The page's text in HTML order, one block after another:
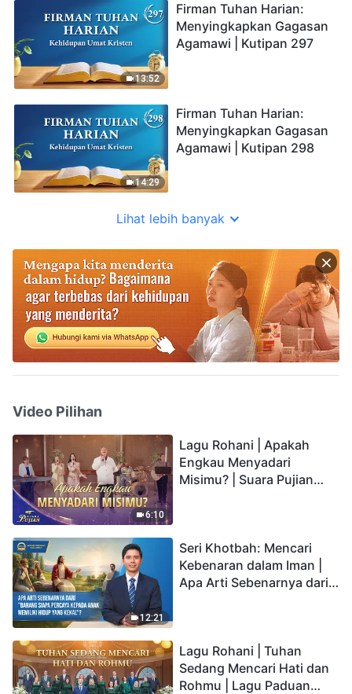
13:52
Firman Tuhan Harian:
Menyingkapkan Gagasan
Agamawi | Kutipan 297
14:29
Firman Tuhan Harian:
Menyingkapkan Gagasan
Agamawi | Kutipan 298
Lihat lebih banyak
Video Pilihan
6:10
Lagu Rohani | Apakah
Engkau Menyadari
Misimu? | Suara Pujian
12:21
Seri Khotbah: Mencari
Kebenaran dalam Iman |
Apa Arti Sebenarnya dari
Lagu Rohani | Tuhan
Sedang Mencari Hati dan
Rohmu | Lagu Paduan